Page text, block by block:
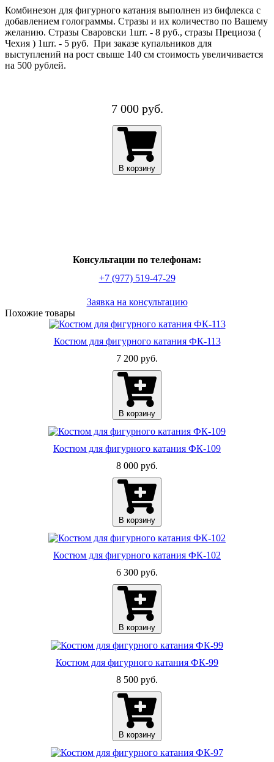
Комбинезон для фигурного катания выполнен из бифлекса с
добавлением голограммы. Стразы и их количество по Вашему
желанию. Стразы Сваровски 1шт. - 8 руб., стразы Прециоза (
Чехия ) 1шт. - 5 руб. При заказе купальников для
выступлений на рост свыше 140 см стоимость увеличивается
на 500 рублей.
7 000 руб.
В корзину
Консультации по телефонам:
+7 (977) 519-47-29
Заявка на консультацию
По­хо­жие то­ва­ры
Костюм для фигурного катания ФК-113
7 200 руб.
В корзину
Костюм для фигурного катания ФК-109
8 000 руб.
В корзину
Костюм для фигурного катания ФК-102
6 300 руб.
В корзину
Костюм для фигурного катания ФК-99
8 500 руб.
В корзину